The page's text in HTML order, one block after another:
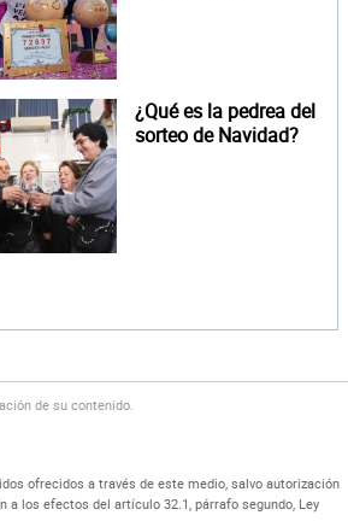
¿Qué es la pedrea del
sorteo de Navidad?
de su contenido.
ofrecidos a través de este medio, salvo autorización
a los efectos del artículo 32.1, párrafo segundo, Ley